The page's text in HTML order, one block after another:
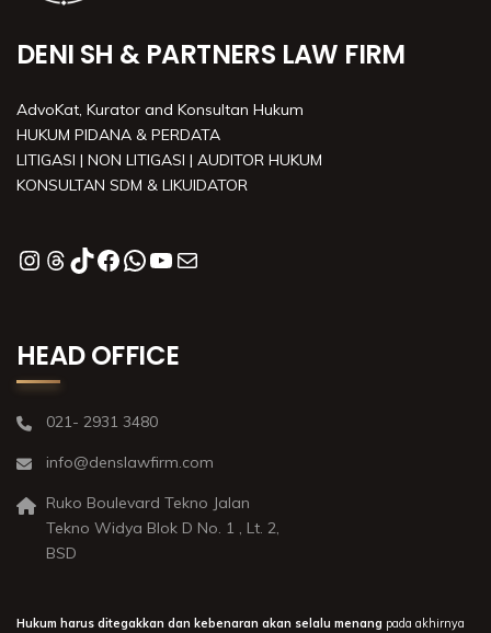
DENI SH & PARTNERS LAW FIRM
AdvoKat, Kurator and Konsultan Hukum
HUKUM PIDANA & PERDATA
LITIGASI | NON LITIGASI | AUDITOR HUKUM
KONSULTAN SDM & LIKUIDATOR
HEAD OFFICE
021- 2931 3480
info@denslawfirm.com
Ruko Boulevard Tekno Jalan
Tekno Widya Blok D No. 1 , Lt. 2,
BSD
Hukum harus ditegakkan dan kebenaran akan selalu menang pada akhirnya